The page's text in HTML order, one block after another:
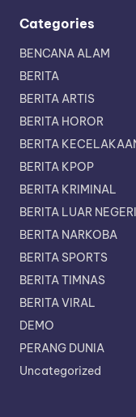
Categories
BENCANA ALAM
BERITA
BERITA ARTIS
BERITA HOROR
BERITA
BERITA KPOP
BERITA KRIMINAL
BERITA LUAR NEGERI
BERITA NARKOBA
BERITA SPORTS
BERITA TIMNAS
BERITA VIRAL
DEMO
PERANG DUNIA
Uncategorized